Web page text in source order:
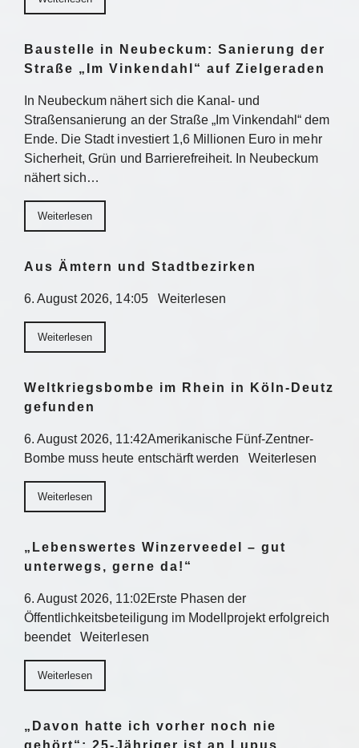
Baustelle in Neubeckum: Sanierung der
Straße „Im Vinkendahl“ auf Zielgeraden
In Neubeckum nähert sich die Kanal- und
Straßensanierung an der Straße „Im Vinkendahl“ dem
Ende. Die Stadt investiert 1,6 Millionen Euro in mehr
Sicherheit, Grün und Barrierefreiheit. In Neubeckum
nähert sich…
Weiterlesen
Aus Ämtern und Stadtbezirken
6. August 2026, 14:05 Weiterlesen
Weiterlesen
Weltkriegsbombe im Rhein in Köln-Deutz
gefunden
6. August 2026, 11:42Amerikanische Fünf-Zentner-
Bombe muss heute entschärft werden Weiterlesen
Weiterlesen
„Lebenswertes Winzerveedel – gut
unterwegs, gerne da!“
6. August 2026, 11:02Erste Phasen der
Öffentlichkeitsbeteiligung im Modellprojekt erfolgreich
beendet Weiterlesen
Weiterlesen
„Davon hatte ich vorher noch nie
gehört“: 25-Jähriger ist an Lupus